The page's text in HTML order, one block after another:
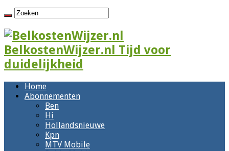
BelkostenWijzer.nl Tijd voor
duidelijkheid
Home
Abonnementen
Ben
Hi
Hollandsnieuwe
Kpn
MTV Mobile